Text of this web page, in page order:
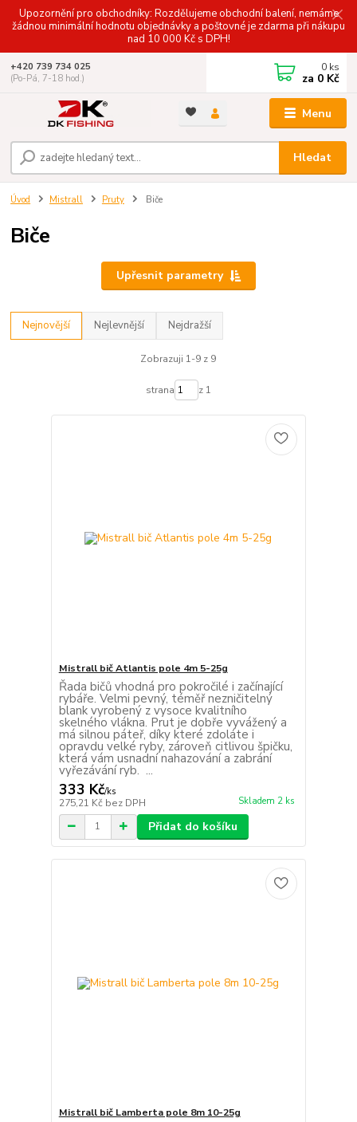
Upozornění pro obchodníky: Rozdělujeme obchodní balení, nemáme
žádnou minimální hodnotu objednávky a poštovné je zdarma při nákupu
nad 10 000 Kč s DPH!
Menu
Hledat
+420 739 734 025
(Po-Pá, 7-18 hod.)
0 ks
za 0 Kč
Úvod Mistrall Pruty Biče
Biče
Upřesnit parametry
Nejnovější Nejlevnější Nejdražší
Zobrazuji 1-9 z 9
strana z 1
Mistrall bič Atlantis pole 4m 5-25g
Řada bičů vhodná pro pokročilé i začínající
rybáře. Velmi pevný, téměř nezničitelný
blank vyrobený z vysoce kvalitního
skelného vlákna. Prut je dobře vyvážený a
má silnou páteř, díky které zdoláte i
opravdu velké ryby, zároveň citlivou špičku,
která vám usnadní nahazování a zabrání
vyřezávání ryb. ...
333 Kč/ks
275,21 Kč bez DPH Skladem 2 ks
Přidat do košíku
Mistrall bič Lamberta pole 8m 10-25g